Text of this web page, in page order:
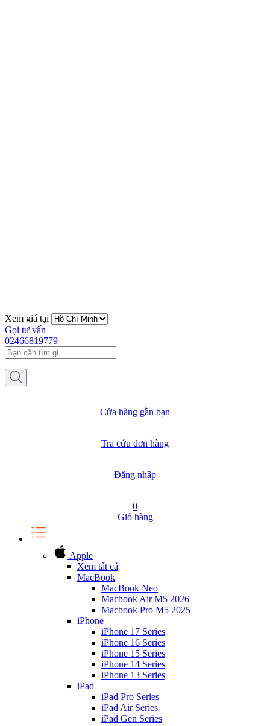
Xem giá tại
Gọi tư vấn
02466819779
Cửa hàng gần bạn
Tra cứu đơn hàng
Đăng nhập
0
Giỏ hàng
Apple
Xem tất cả
MacBook
MacBook Neo
Macbook Air M5 2026
Macbook Pro M5 2025
iPhone
iPhone 17 Series
iPhone 16 Series
iPhone 15 Series
iPhone 14 Series
iPhone 13 Series
iPad
iPad Pro Series
iPad Air Series
iPad Gen Series